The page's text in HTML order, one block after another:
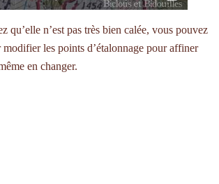
qu’elle n’est pas très bien calée, vous pouvez
les points d’étalonnage pour affiner
en changer.